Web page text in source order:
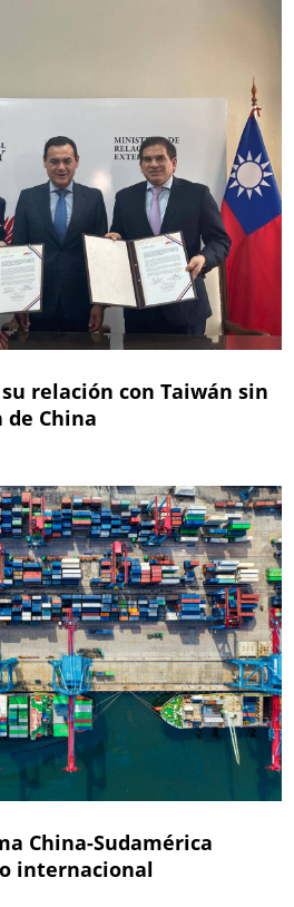
relación con Taiwán sin
China
China-Sudamérica
internacional